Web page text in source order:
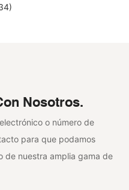
Nosotros.
o número de
para que podamos
de nuestra amplia gama de